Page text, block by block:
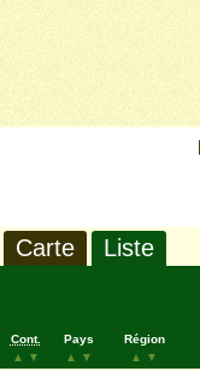
Carte Liste
Cont.
▲
▼
Pays
▲
▼
Région
▲
▼